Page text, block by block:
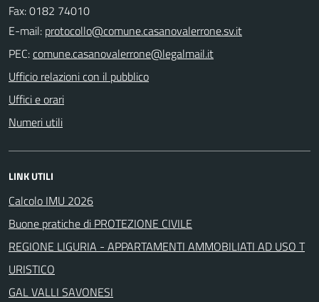
Fax: 0182 74010
E-mail:
PEC:
Ufficio relazioni con il pubblico
Uffici e orari
Numeri utili
LINK UTILI
Calcolo IMU 2026
Buone pratiche di PROTEZIONE CIVILE
REGIONE LIGURIA - APPARTAMENTI AMMOBILIATI AD USO T
URISTICO
GAL VALLI SAVONESI